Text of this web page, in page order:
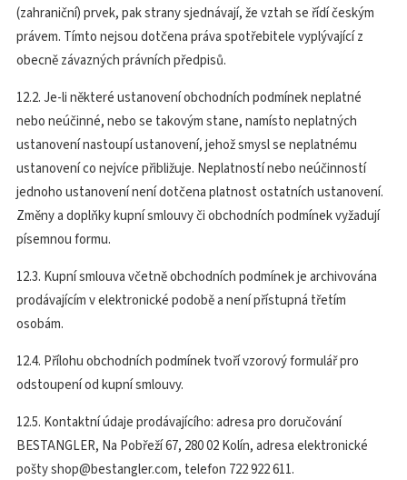
(zahraniční) prvek, pak strany sjednávají, že vztah se řídí českým
právem. Tímto nejsou dotčena práva spotřebitele vyplývající z
obecně závazných právních předpisů.
12.2. Je-li některé ustanovení obchodních podmínek neplatné
nebo neúčinné, nebo se takovým stane, namísto neplatných
ustanovení nastoupí ustanovení, jehož smysl se neplatnému
ustanovení co nejvíce přibližuje. Neplatností nebo neúčinností
jednoho ustanovení není dotčena platnost ostatních ustanovení.
Změny a doplňky kupní smlouvy či obchodních podmínek vyžadují
písemnou formu.
12.3. Kupní smlouva včetně obchodních podmínek je archivována
prodávajícím v elektronické podobě a není přístupná třetím
osobám.
12.4. Přílohu obchodních podmínek tvoří vzorový formulář pro
odstoupení od kupní smlouvy.
12.5. Kontaktní údaje prodávajícího: adresa pro doručování
BESTANGLER, Na Pobřeží 67, 280 02 Kolín, adresa elektronické
pošty shop@bestangler.com, telefon 722 922 611.